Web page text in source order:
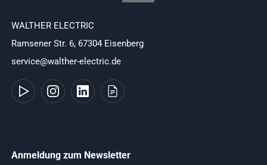
WALTHER ELECTRIC
Ramsener Str. 6, 67304 Eisenberg
service@walther-electric.de
Anmeldung zum Newsletter